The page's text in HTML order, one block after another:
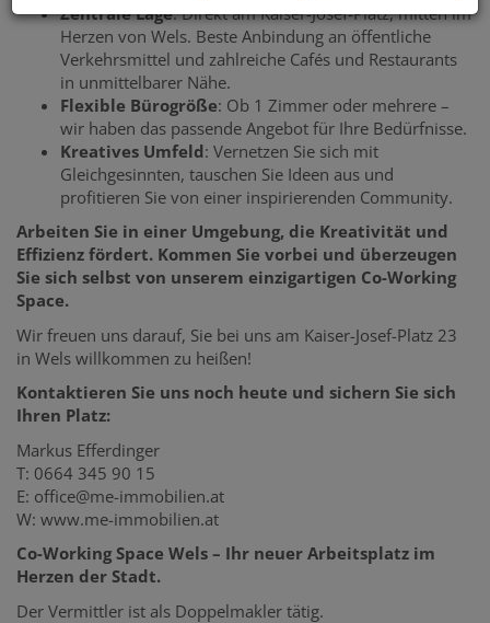
Zentrale Lage: Direkt am Kaiser-Josef-Platz, mitten im
Herzen von Wels. Beste Anbindung an öffentliche
Verkehrsmittel und zahlreiche Cafés und Restaurants
in unmittelbarer Nähe.
Flexible Bürogröße: Ob 1 Zimmer oder mehrere –
wir haben das passende Angebot für Ihre Bedürfnisse.
Kreatives Umfeld: Vernetzen Sie sich mit
Gleichgesinnten, tauschen Sie Ideen aus und
profitieren Sie von einer inspirierenden Community.
Arbeiten Sie in einer Umgebung, die Kreativität und
Effizienz fördert. Kommen Sie vorbei und überzeugen
Sie sich selbst von unserem einzigartigen Co-Working
Space.
Wir freuen uns darauf, Sie bei uns am Kaiser-Josef-Platz 23
in Wels willkommen zu heißen!
Kontaktieren Sie uns noch heute und sichern Sie sich
Ihren Platz:
Markus Efferdinger
T: 0664 345 90 15
E: office@me-immobilien.at
W: www.me-immobilien.at
Co-Working Space Wels – Ihr neuer Arbeitsplatz im
Herzen der Stadt.
Der Vermittler ist als Doppelmakler tätig.